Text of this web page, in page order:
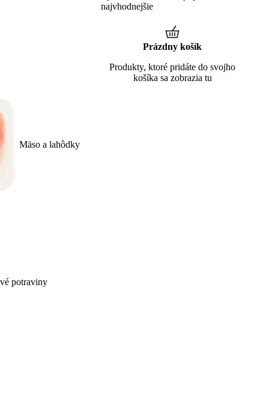
Mäso a lahôdky
potraviny
najvhodnejšie
Prázdny košík
Produkty, ktoré pridáte do svojho
košíka sa zobrazia tu